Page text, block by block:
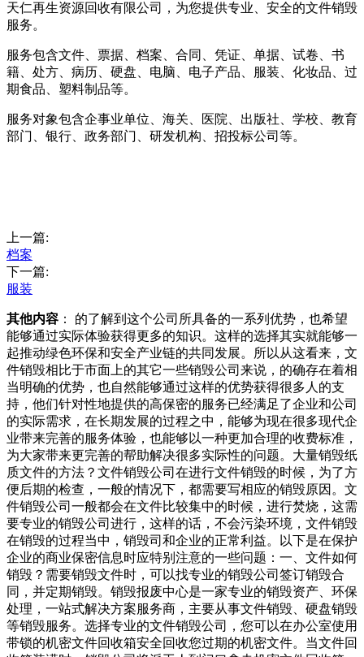
天仁再生资源回收有限公司，为您提供专业、安全的文件销毁
服务。
服务包含文件、票据、档案、合同、凭证、单据、试卷、书
籍、处方、病历、硬盘、电脑、电子产品、服装、化妆品、过
期食品、塑料制品等。
服务对象包含企事业单位、海关、医院、出版社、学校、教育
部门、银行、政务部门、研发机构、招投标公司等。
上一篇:
档案
下一篇:
服装
其他内容 ： 的了解到这个公司所具备的一系列优势，也希望
能够通过实际体验获得更多的知识。这样的选择其实就能够一
起推动绿色环保和安全产业链的共同发展。所以从这看来，文
件销毁相比于市面上的其它一些销毁公司来说，的确存在着相
当明确的优势，也自然能够通过这样的优势获得很多人的支
持，他们针对性地提供的高保密的服务已经满足了企业和公司
的实际需求，在长期发展的过程之中，能够为现在很多现代企
业带来完善的服务体验，也能够以一种更加合理的收费标准，
为大家带来更完善的帮助解决很多实际性的问题。大量销毁纸
质文件的方法？文件销毁公司在进行文件销毁的时候，为了方
便后期的检查，一般的情况下，都需要写相应的销毁原因。文
件销毁公司一般都会在文件比较集中的时候，进行焚烧，这需
要专业的销毁公司进行，这样的话，不会污染环境，文件销毁
在销毁的过程当中，销毁司和企业的正常利益。以下是在保护
企业的商业保密信息时应特别注意的一些问题：一、文件如何
销毁？需要销毁文件时，可以找专业的销毁公司签订销毁合
同，并定期销毁。销毁报废中心是一家专业的销毁资产、环保
处理，一站式解决方案服务商，主要从事文件销毁、硬盘销毁
等销毁服务。选择专业的文件销毁公司，您可以在办公室使用
带锁的机密文件回收箱安全回收您过期的机密文件。当文件回